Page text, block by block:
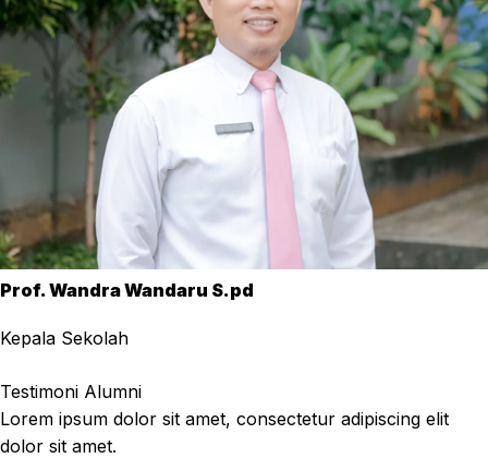
Prof. Wandra Wandaru S.pd
Kepala Sekolah
Testimoni Alumni
Lorem ipsum dolor sit amet, consectetur adipiscing elit
dolor sit amet.